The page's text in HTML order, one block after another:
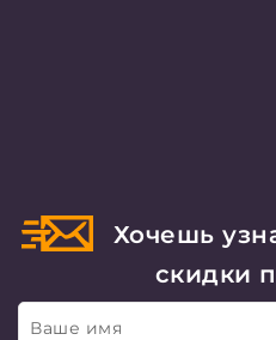
Хочешь
скидки
Ваше имя